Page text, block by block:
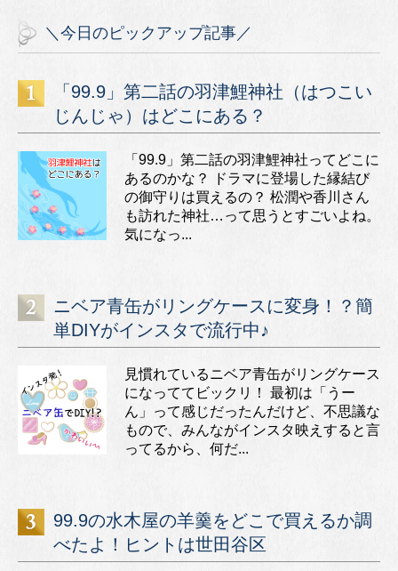
＼今日のピックアップ記事／
「99.9」第二話の羽津鯉神社（はつこい
じんじゃ）はどこにある？
「99.9」第二話の羽津鯉神社ってどこに
あるのかな？ ドラマに登場した縁結び
の御守りは買えるの？ 松潤や香川さん
も訪れた神社…って思うとすごいよね。
気になっ...
ニベア青缶がリングケースに変身！？簡
単DIYがインスタで流行中♪
見慣れているニベア青缶がリングケース
になっててビックリ！ 最初は「うー
ん」って感じだったんだけど、不思議な
もので、みんながインスタ映えすると言
ってるから、何だ...
99.9の水木屋の羊羹をどこで買えるか調
べたよ！ヒントは世田谷区